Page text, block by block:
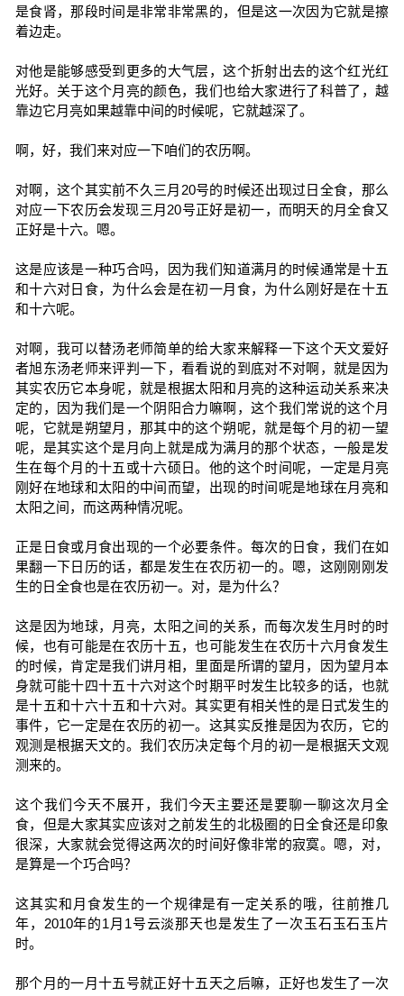
是食肾，那段时间是非常非常黑的，但是这一次因为它就是擦
着边走。
对他是能够感受到更多的大气层，这个折射出去的这个红光红
光好。关于这个月亮的颜色，我们也给大家进行了科普了，越
靠边它月亮如果越靠中间的时候呢，它就越深了。
啊，好，我们来对应一下咱们的农历啊。
对啊，这个其实前不久三月20号的时候还出现过日全食，那么
对应一下农历会发现三月20号正好是初一，而明天的月全食又
正好是十六。嗯。
这是应该是一种巧合吗，因为我们知道满月的时候通常是十五
和十六对日食，为什么会是在初一月食，为什么刚好是在十五
和十六呢。
对啊，我可以替汤老师简单的给大家来解释一下这个天文爱好
者旭东汤老师来评判一下，看看说的到底对不对啊，就是因为
其实农历它本身呢，就是根据太阳和月亮的这种运动关系来决
定的，因为我们是一个阴阳合力嘛啊，这个我们常说的这个月
呢，它就是朔望月，那其中的这个朔呢，就是每个月的初一望
呢，是其实这个是月向上就是成为满月的那个状态，一般是发
生在每个月的十五或十六硕日。他的这个时间呢，一定是月亮
刚好在地球和太阳的中间而望，出现的时间呢是地球在月亮和
太阳之间，而这两种情况呢。
正是日食或月食出现的一个必要条件。每次的日食，我们在如
果翻一下日历的话，都是发生在农历初一的。嗯，这刚刚刚发
生的日全食也是在农历初一。对，是为什么？
这是因为地球，月亮，太阳之间的关系，而每次发生月时的时
候，也有可能是在农历十五，也可能发生在农历十六月食发生
的时候，肯定是我们讲月相，里面是所谓的望月，因为望月本
身就可能十四十五十六对这个时期平时发生比较多的话，也就
是十五和十六十五和十六对。其实更有相关性的是日式发生的
事件，它一定是在农历的初一。这其实反推是因为农历，它的
观测是根据天文的。我们农历决定每个月的初一是根据天文观
测来的。
这个我们今天不展开，我们今天主要还是要聊一聊这次月全
食，但是大家其实应该对之前发生的北极圈的日全食还是印象
很深，大家就会觉得这两次的时间好像非常的寂寞。嗯，对，
是算是一个巧合吗？
这其实和月食发生的一个规律是有一定关系的哦，往前推几
年，2010年的1月1号云淡那天也是发生了一次玉石玉石玉片
时。
那个月的一月十五号就正好十五天之后嘛，正好也发生了一次